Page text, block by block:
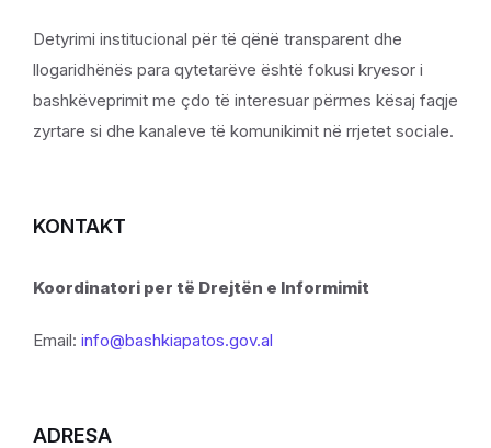
Detyrimi institucional për të qënë transparent dhe
llogaridhënës para qytetarëve është fokusi kryesor i
bashkëveprimit me çdo të interesuar përmes kësaj faqje
zyrtare si dhe kanaleve të komunikimit në rrjetet sociale.
KONTAKT
Koordinatori per të Drejtën e Informimit
Email: info@bashkiapatos.gov.al
ADRESA